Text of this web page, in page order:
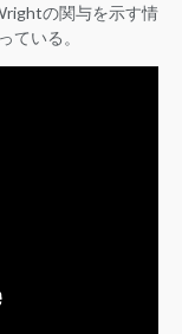
の関与を示す情
ている。